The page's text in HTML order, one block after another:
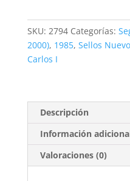
SKU: 2794 Categorías:
2000), 1985, Sellos
Carlos I
Descripción
Información
Valoraciones (0)